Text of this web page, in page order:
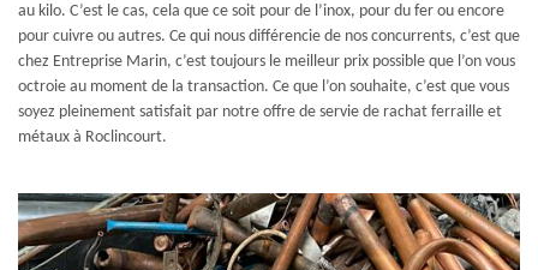
au kilo. C’est le cas, cela que ce soit pour de l’inox, pour du fer ou encore
pour cuivre ou autres. Ce qui nous différencie de nos concurrents, c’est que
chez Entreprise Marin, c’est toujours le meilleur prix possible que l’on vous
octroie au moment de la transaction. Ce que l’on souhaite, c’est que vous
soyez pleinement satisfait par notre offre de servie de rachat ferraille et
métaux à Roclincourt.